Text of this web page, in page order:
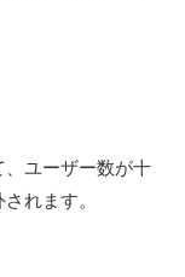
ユーザー数が十
れます。